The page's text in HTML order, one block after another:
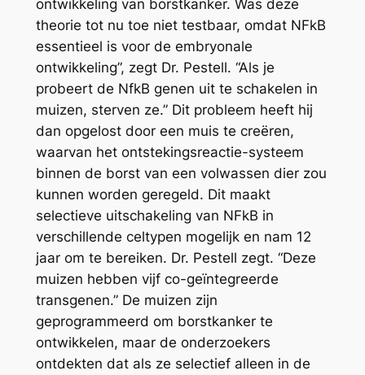
ontwikkeling van borstkanker. Was deze
theorie tot nu toe niet testbaar, omdat NFkB
essentieel is voor de embryonale
ontwikkeling”, zegt Dr. Pestell. “Als je
probeert de NfkB genen uit te schakelen in
muizen, sterven ze.” Dit probleem heeft hij
dan opgelost door een muis te creëren,
waarvan het ontstekingsreactie-systeem
binnen de borst van een volwassen dier zou
kunnen worden geregeld. Dit maakt
selectieve uitschakeling van NFkB in
verschillende celtypen mogelijk en nam 12
jaar om te bereiken. Dr. Pestell zegt. “Deze
muizen hebben vijf co-geïntegreerde
transgenen.” De muizen zijn
geprogrammeerd om borstkanker te
ontwikkelen, maar de onderzoekers
ontdekten dat als ze selectief alleen in de